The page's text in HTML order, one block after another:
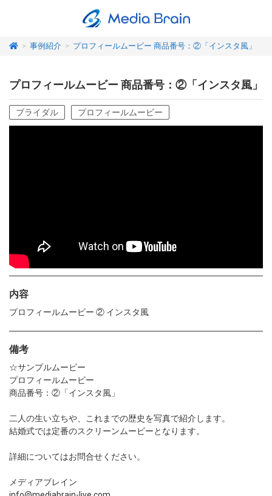
> 事例紹介 > プロフィールムービー 商品番号：②「インスタ風」
プロフィールムービー 商品番号：②「インスタ風」
ブライダル プロフィールムービー
内容
プロフィールムービー ② インスタ風
備考
☆サンプルムービー
プロフィールムービー
商品番号：②「インスタ風」
二人の生い立ちや、これまでの歴史を写真で紹介します。
結婚式では定番のスクリーンムービーとなります。
詳細についてはお問合せください。
メディアブレイン